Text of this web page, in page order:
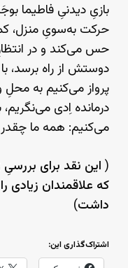
بازیِ دیدنیِ فاطیما
حرکت به‌سویِ منزل،
حس می‌کند و در
دوستش از راه برسد،
پرواز می‌کنیم به
درمانده‌ اِدی
می‌کنیم: همه‌ ما
(این نقد برای
که علاقمندان زیادی
داشت)
اشتراک‌گذاری این: